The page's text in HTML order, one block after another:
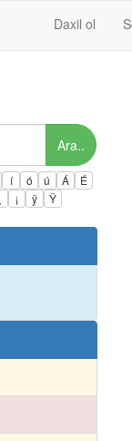
Daxil ol
Ara..
í ó ú Á
É
¡ ÿ Ÿ